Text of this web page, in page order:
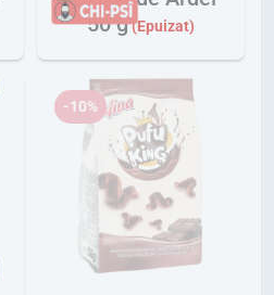
50 g
-10%